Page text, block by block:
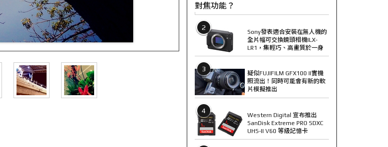
對焦功能？
2
Sony發表適合安裝在無人機的
全片幅可交換鏡頭相機ILX-
LR1，集輕巧、高畫質於一身
3
疑似FUJIFILM GFX100 II實機
照流出！同時可能會有新的軟
片模擬推出
4
Western Digital 宣布推出
SanDisk Extreme PRO SDXC
UHS-II V60 等級記憶卡